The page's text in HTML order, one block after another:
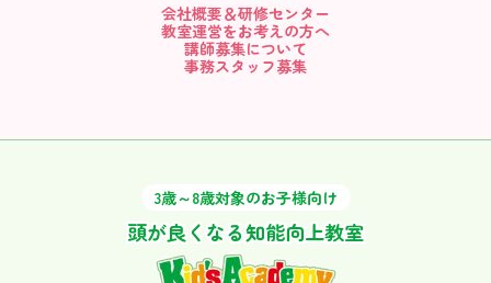
会社概要＆研修センター
教室運営をお考えの方へ
講師募集について
事務スタッフ募集
3歳～8歳対象のお子様向け
頭が良くなる知能向上教室